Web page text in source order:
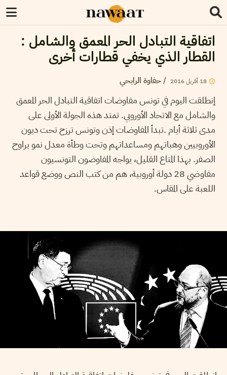
اتفاقية التبادل الحر المعمق والشامل :
القطار الذي يخفي قطارات أخرى
18 أفريل2016
/حفاوة الرابحي
إنطلقت اليوم في تونس مفاوضات اتفاقية التبادل الحر المعمق
والشامل مع الاتحاد الأوروبي. تمتد هذه الجولة الأولى على
مدى ثلاثة أيام .تبدأ المفاوضات إذن وتونس ترزح تحت ديون
الأوروبيين وهباتهم ومساعداتهم وتحت وطأة معدل نمو يراوح
الصفر. بهذا المتاع القليل، يواجه المفاوضون التونسيون
مفاوضي 28 دولة أوروبية، هم من كتب النص ووضع قواعد
اللعبة على المقاس.